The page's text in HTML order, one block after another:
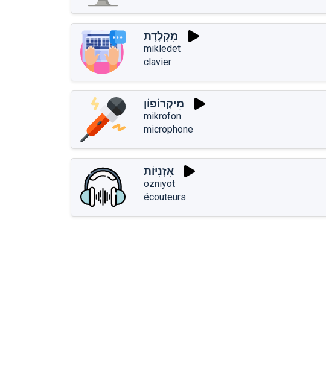
מִקְלֶדֶת
mikledet
clavier
מִיקְרוֹפוֹן
mikrofon
microphone
אָזְנִיּוֹת
ozniyot
écouteurs